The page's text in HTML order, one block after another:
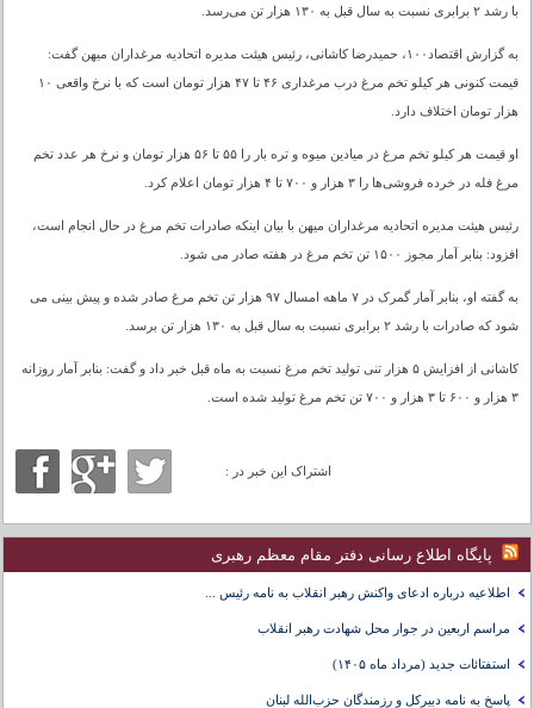
با رشد ۲ برابری نسبت به سال قبل به ۱۳۰ هزار تن می‌رسد.
به گزارش اقتصاد۱۰۰، حمیدرضا کاشانی، رئیس هیئت مدیره اتحادیه مرغداران میهن گفت:
قیمت کنونی هر کیلو تخم مرغ درب مرغداری ۴۶ تا ۴۷ هزار تومان است که با نرخ واقعی ۱۰
هزار تومان اختلاف دارد.
او قیمت هر کیلو تخم مرغ در میادین میوه و تره بار را ۵۵ تا ۵۶ هزار تومان و نرخ هر عدد تخم
مرغ فله در خرده فروشی‌ها را ۳ هزار و ۷۰۰ تا ۴ هزار تومان اعلام کرد.
رئیس هیئت مدیره اتحادیه مرغداران میهن با بیان اینکه صادرات تخم مرغ در حال انجام است،
افزود: بنابر آمار مجوز ۱۵۰۰ تن تخم مرغ در هفته صادر می شود.
به گفته او، بنابر آمار گمرک در ۷ ماهه امسال ۹۷ هزار تن تخم مرغ صادر شده و پیش بینی می
شود که صادرات با رشد ۲ برابری نسبت به سال قبل به ۱۳۰ هزار تن برسد.
کاشانی از افزایش ۵ هزار تنی تولید تخم مرغ نسبت به ماه قبل خبر داد و گفت: بنابر آمار روزانه
۳ هزار و ۶۰۰ تا ۳ هزار و ۷۰۰ تن تخم مرغ تولید شده است.
اشتراک این خبر در :
پایگاه اطلاع رسانی دفتر مقام معظم رهبری
اطلاعیه درباره ادعای واکنش رهبر انقلاب به نامه رئیس ...
مراسم اربعین در جوار محل شهادت رهبر انقلاب
استفتائات جدید (مرداد ماه ۱۴۰۵)
پاسخ به نامه دبیرکل و رزمندگان حزب‌الله لبنان